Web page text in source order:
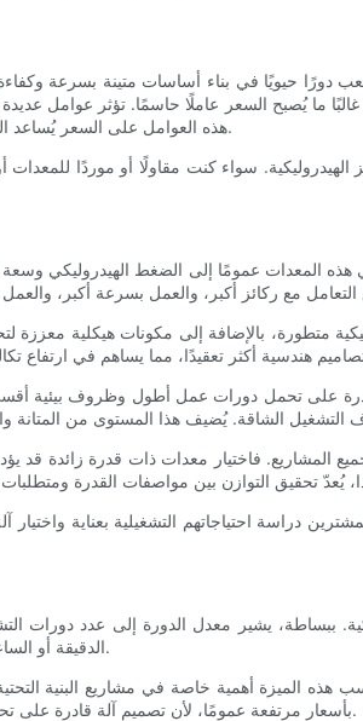
حيويًا في بناء أساسات متينة بسرعة
ما يُصبح السعر عاملًا حاسمًا. تؤثر عوامل
هذه العوامل على السعر يُساعد المشترين على اتخاذ قرار مدروس وتحقيق أقصى استفادة من استثماراتهم.
الهيدروليكية. سواء كنت مقاولًا أو موردًا
المعدات عمومًا إلى الضغط الهيدروليكي وسعة
متطورة، بالإضافة إلى مكونات هيكلية معززة
تحمل دورات عمل أطول وظروف بيئية أقسى.
فاختيار معدات ذات قدرة زائدة قد
دراسة احتياجاتهم التشغيلية بعناية
يشير معدل الدورة إلى عدد دورات
الدقيقة أو الساعة. تتضمن كل دورة عادةً تسلسل رفع مطرقة دقّ الركائز، ودقّها، وسحبها.
الميزة أهمية خاصة في مشاريع البنية
بأسعار مرتفعة عمومًا، لأن تصميم آلة قادرة على تحمل دورات تشغيل سريعة يتطلب هندسة فائقة ومكونات هيدروليكية متينة.